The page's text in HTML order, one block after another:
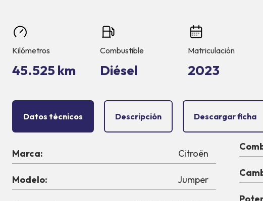
Kilómetros
45.525 km
Combustible
Diésel
Matriculación
2023
Datos técnicos Descripción Descargar ficha
Marca: Citroën
Modelo: Jumper